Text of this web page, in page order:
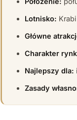
Lotnisko:
Główne
Charakter
Najlepszy dla:
Zasady